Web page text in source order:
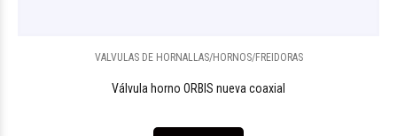
VALVULAS DE HORNALLAS/HORNOS/FREIDORAS
Válvula horno ORBIS nueva coaxial